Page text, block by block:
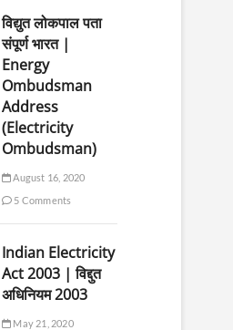
विद्युत लोकपाल पता
संपूर्ण भारत |
Energy
Ombudsman
Address
(Electricity
Ombudsman)
August 16, 2020
5 Comments
Indian Electricity
Act 2003 | विद्दुत
अधिनियम 2003
May 21, 2020